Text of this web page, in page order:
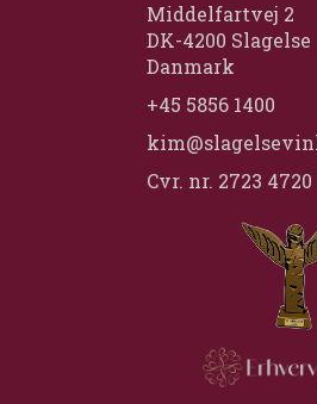
Middelfartvej 2
DK-4200 Slagelse
Danmark
+45 5856 1400
Cvr. nr. 2723 4720